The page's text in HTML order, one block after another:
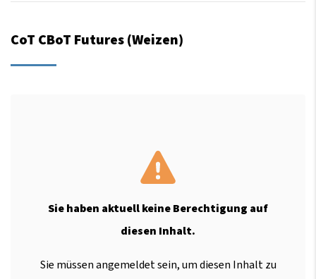
CoT CBoT Futures (Weizen)
Sie haben aktuell keine Berechtigung auf
diesen Inhalt.
Sie müssen angemeldet sein, um diesen Inhalt zu